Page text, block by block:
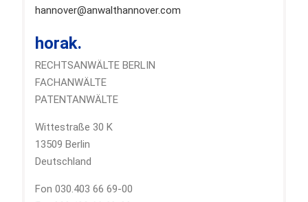
hannover@anwalthannover.com
horak.
RECHTSANWÄLTE BERLIN
FACHANWÄLTE
PATENTANWÄLTE
Wittestraße 30 K
13509 Berlin
Deutschland
Fon 030.403 66 69-00